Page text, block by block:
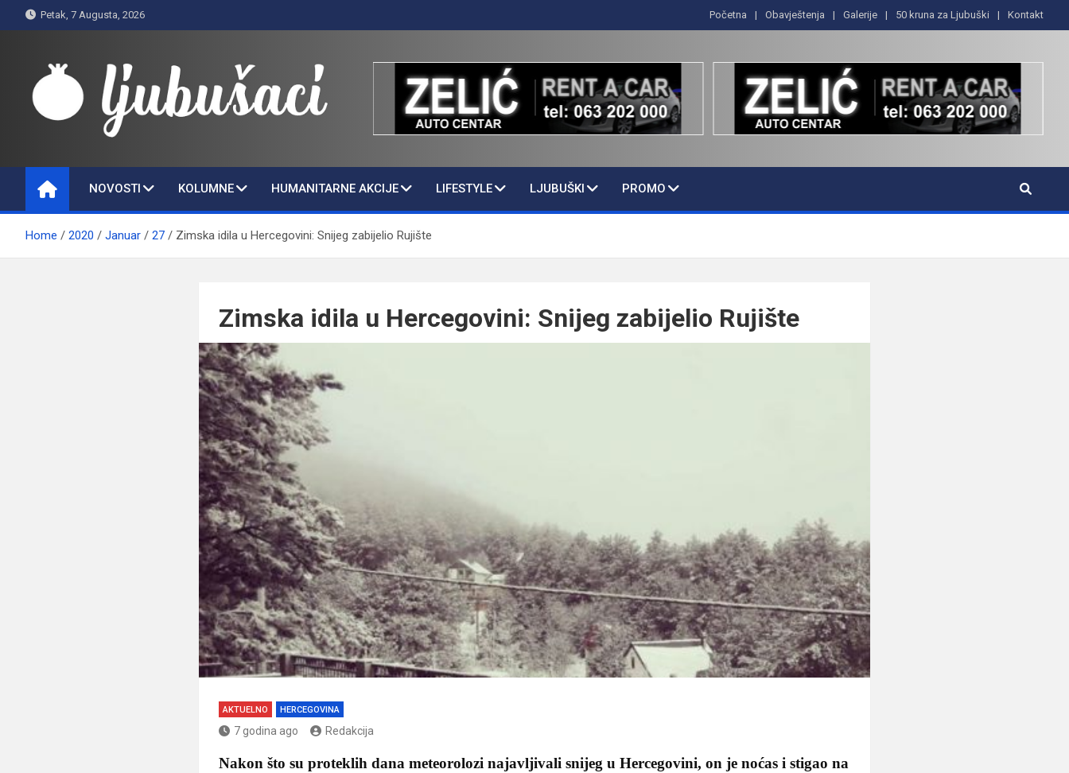
to
Petak, 7 Augusta, 2026 Početna Obavještenja Galerije 50 kruna za Ljubuški Kontakt
Ljubušaci
NOVOSTI KOLUMNE HUMANITARNE AKCIJE LIFESTYLE LJUBUŠKI PROMO
Home 2020 Januar 27 Zimska idila u Hercegovini: Snijeg zabijelio Rujište
Zimska idila u Hercegovini: Snijeg zabijelio Rujište
AKTUELNO HERCEGOVINA
7 godina ago Redakcija
Nakon što su proteklih dana meteorolozi najavljivali snijeg u Hercegovini, on je noćas i stigao na